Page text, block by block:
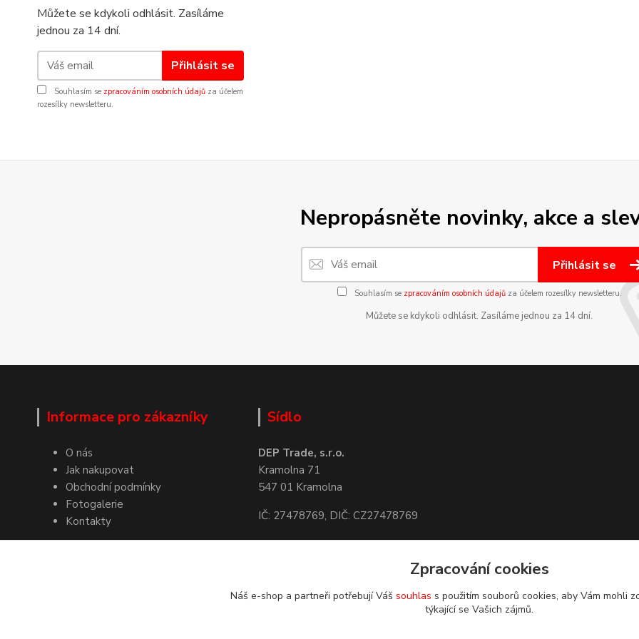
Můžete se kdykoli odhlásit. Zasíláme
jednou za 14 dní.
Přihlásit se
Souhlasím se zpracováním osobních údajů za účelem
rozesílky newsletteru.
Nepropásněte novinky, akce a
Přihlásit se
Souhlasím se zpracováním osobních údajůza účelem rozesílky newsletteru.
Můžete se kdykoli odhlásit. Zasíláme jednou za 14 dní.
Informace pro zákazníky
O nás
Jak nakupovat
Obchodní podmínky
Fotogalerie
Kontakty
Sídlo
DEP Trade, s.r.o.
Kramolna 71
547 01 Kramolna
IČ: 27478769, DIČ: CZ27478769
Zpracování cookies
Náš e-shop a partneři potřebují Váš souhlas s použitím souborů cookies, aby Vám mohli
týkající se Vašich zájmů.